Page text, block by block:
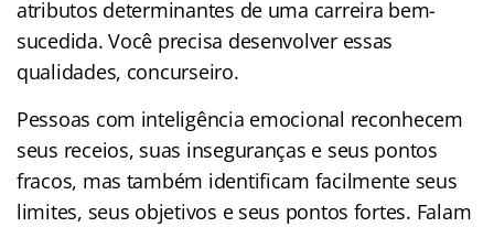
atributos determinantes de uma carreira bem-
sucedida. Você precisa desenvolver essas
qualidades, concurseiro.
Pessoas com inteligência emocional reconhecem
seus receios, suas inseguranças e seus pontos
fracos, mas também identificam facilmente seus
limites, seus objetivos e seus pontos fortes. Falam